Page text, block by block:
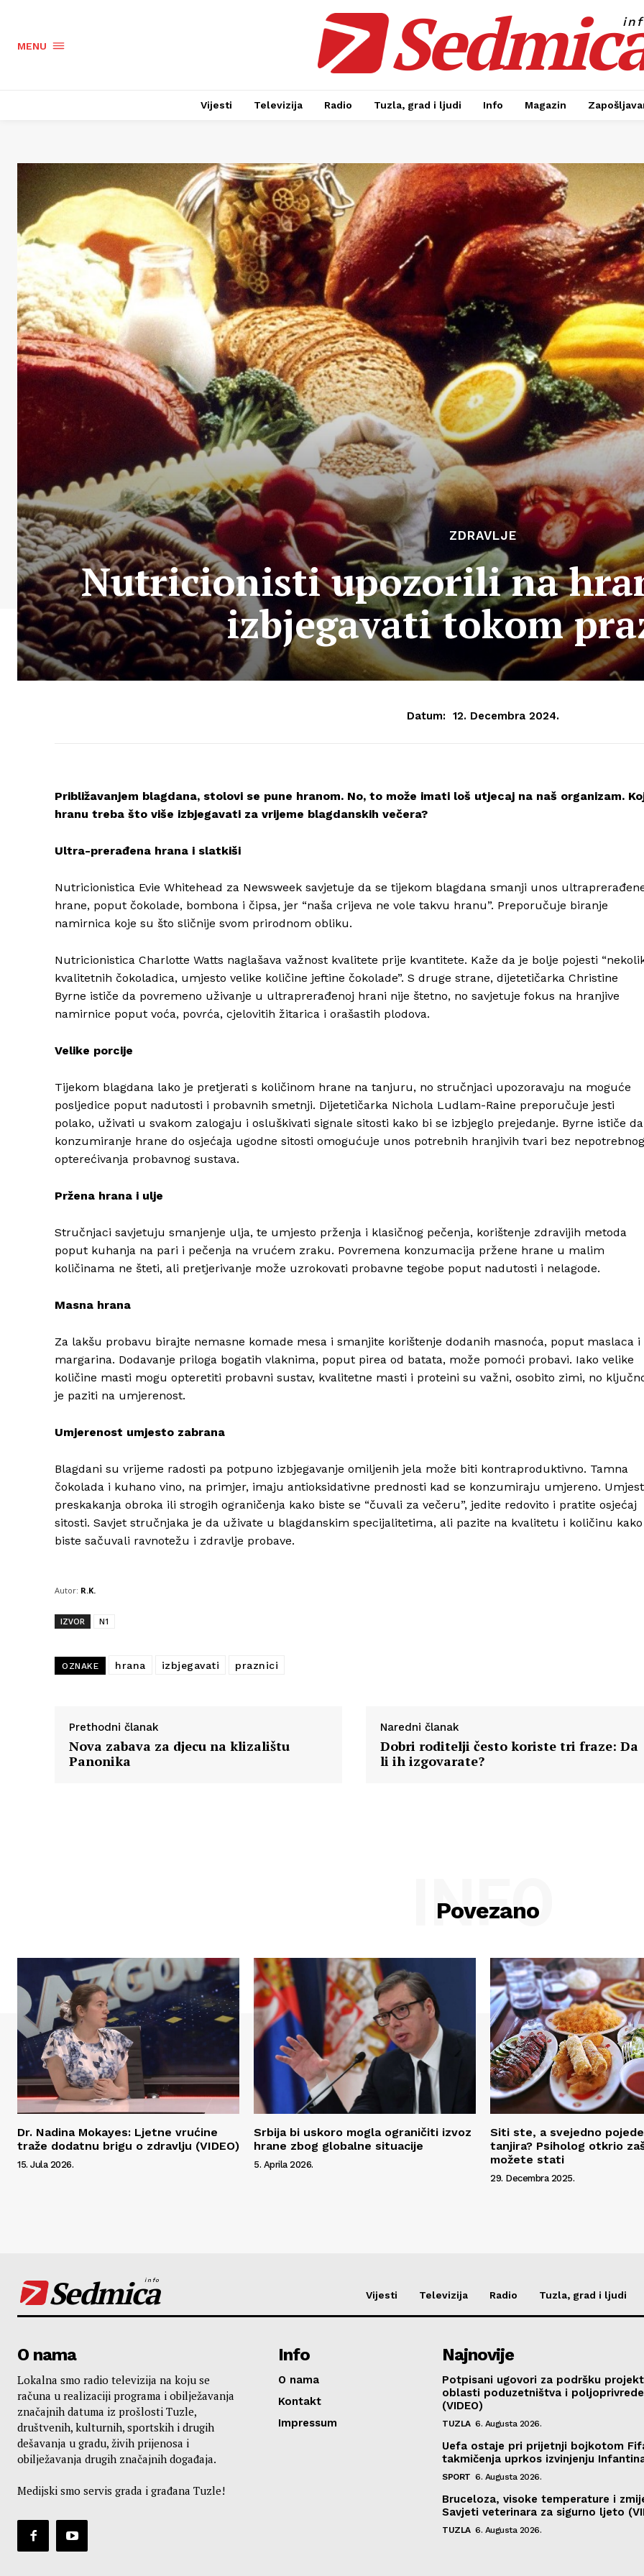
Info
MENU
Vijesti Televizija Radio Tuzla, grad i ljudi Info Magazin
ZDRAVLJE
Nutricionisti upozorili na
izbjegavati tokom
Datum: 12. Decembra 2024.
Približavanjem blagdana, stolovi se pune hranom. No, to može imati loš utjecaj na naš organizam.
hranu treba što više izbjegavati za vrijeme blagdanskih večera?
Ultra-prerađena hrana i slatkiši
Nutricionistica Evie Whitehead za Newsweek savjetuje da se tijekom blagdana smanji unos
hrane, poput čokolade, bombona i čipsa, jer “naša crijeva ne vole takvu hranu”. Preporučuje biranje
namirnica koje su što sličnije svom prirodnom obliku.
Nutricionistica Charlotte Watts naglašava važnost kvalitete prije kvantitete. Kaže da je bolje pojesti
kvalitetnih čokoladica, umjesto velike količine jeftine čokolade”. S druge strane, dijetetičarka Christine
Byrne ističe da povremeno uživanje u ultraprerađenoj hrani nije štetno, no savjetuje fokus na hranjive
namirnice poput voća, povrća, cjelovitih žitarica i orašastih plodova.
Velike porcije
Tijekom blagdana lako je pretjerati s količinom hrane na tanjuru, no stručnjaci upozoravaju na moguće
posljedice poput nadutosti i probavnih smetnji. Dijetetičarka Nichola Ludlam-Raine preporučuje jesti
polako, uživati u svakom zalogaju i osluškivati signale sitosti kako bi se izbjeglo prejedanje. Byrne ističe da
konzumiranje hrane do osjećaja ugodne sitosti omogućuje unos potrebnih hranjivih tvari bez nepotrebnog
opterećivanja probavnog sustava.
Pržena hrana i ulje
Stručnjaci savjetuju smanjenje ulja, te umjesto prženja i klasičnog pečenja, korištenje zdravijih metoda
poput kuhanja na pari i pečenja na vrućem zraku. Povremena konzumacija pržene hrane u malim
količinama ne šteti, ali pretjerivanje može uzrokovati probavne tegobe poput nadutosti i nelagode.
Masna hrana
Za lakšu probavu birajte nemasne komade mesa i smanjite korištenje dodanih masnoća, poput maslaca i
margarina. Dodavanje priloga bogatih vlaknima, poput pirea od batata, može pomoći probavi. Iako velike
količine masti mogu opteretiti probavni sustav, kvalitetne masti i proteini su važni, osobito zimi, no
je paziti na umjerenost.
Umjerenost umjesto zabrana
Blagdani su vrijeme radosti pa potpuno izbjegavanje omiljenih jela može biti kontraproduktivno. Tamna
čokolada i kuhano vino, na primjer, imaju antioksidativne prednosti kad se konzumiraju umjereno.
preskakanja obroka ili strogih ograničenja kako biste se “čuvali za večeru”, jedite redovito i pratite osjećaj
sitosti. Savjet stručnjaka je da uživate u blagdanskim specijalitetima, ali pazite na kvalitetu i količinu kako
biste sačuvali ravnotežu i zdravlje probave.
Autor: R.K.
IZVOR N1
OZNAKE hrana izbjegavati praznici
Prethodni članak
Nova zabava za djecu na klizalištu
Panonika
Naredni članak
Dobri roditelji često koriste tri fraze: Da
li ih izgovarate?
Povezano
INFO
Dr. Nadina Mokayes: Ljetne vrućine
traže dodatnu brigu o zdravlju (VIDEO)
15. Jula 2026.
Srbija bi uskoro mogla ograničiti izvoz
hrane zbog globalne situacije
5. Aprila 2026.
Siti ste, a svejedno
tanjira? Psiholog otkrio
možete stati
29. Decembra 2025.
Sedmica
info
Vijesti Televizija Radio Tuzla, grad i ljudi
O nama
Lokalna smo radio televizija na koju se
računa u realizaciji programa i obilježavanja
značajnih datuma iz prošlosti Tuzle,
društvenih, kulturnih, sportskih i drugih
dešavanja u gradu, živih prijenosa i
obilježavanja drugih značajnih događaja.
Medijski smo servis grada i građana Tuzle!
Info
O nama
Kontakt
Impressum
Najnovije
Potpisani ugovori za podršku
oblasti poduzetništva i poljoprivrede
(VIDEO)
TUZLA 6. Augusta 2026.
Uefa ostaje pri prijetnji bojkotom
takmičenja uprkos izvinjenju
SPORT 6. Augusta 2026.
Bruceloza, visoke temperature i
Savjeti veterinara za sigurno ljeto
TUZLA 6. Augusta 2026.